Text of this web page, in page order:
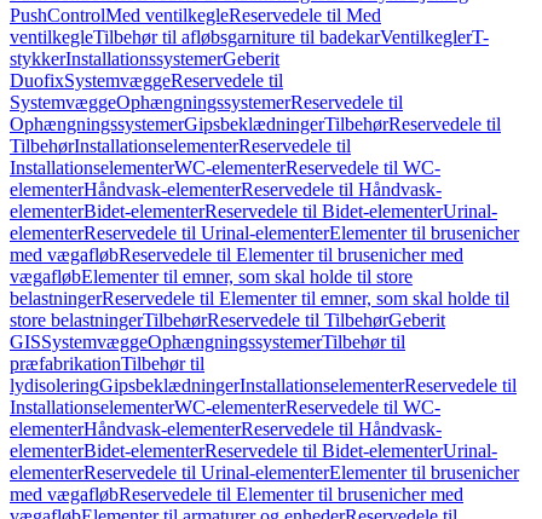
PushControlMed ventilkegleReservedele til Med
ventilkegleTilbehør til afløbsgarniture til badekarVentilkeglerT-
stykkerInstallationssystemerGeberit
DuofixSystemvæggeReservedele til
SystemvæggeOphængningssystemerReservedele til
OphængningssystemerGipsbeklædningerTilbehørReservedele til
TilbehørInstallationselementerReservedele til
InstallationselementerWC-elementerReservedele til WC-
elementerHåndvask-elementerReservedele til Håndvask-
elementerBidet-elementerReservedele til Bidet-elementerUrinal-
elementerReservedele til Urinal-elementerElementer til brusenicher
med vægafløbReservedele til Elementer til brusenicher med
vægafløbElementer til emner, som skal holde til store
belastningerReservedele til Elementer til emner, som skal holde til
store belastningerTilbehørReservedele til TilbehørGeberit
GISSystemvæggeOphængningssystemerTilbehør til
præfabrikationTilbehør til
lydisoleringGipsbeklædningerInstallationselementerReservedele til
InstallationselementerWC-elementerReservedele til WC-
elementerHåndvask-elementerReservedele til Håndvask-
elementerBidet-elementerReservedele til Bidet-elementerUrinal-
elementerReservedele til Urinal-elementerElementer til brusenicher
med vægafløbReservedele til Elementer til brusenicher med